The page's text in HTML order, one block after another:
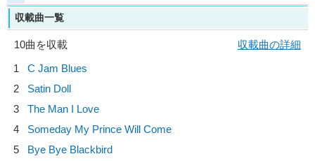
収載曲一覧
10曲を収載
収載曲の詳細
1
C Jam Blues
2
Satin Doll
3
The Man I Love
4
Someday My Prince Will Come
5
Bye Bye Blackbird